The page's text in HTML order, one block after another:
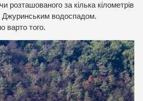
розташованого за кілька кілометрів
Джуринським водоспадом.
варто того.